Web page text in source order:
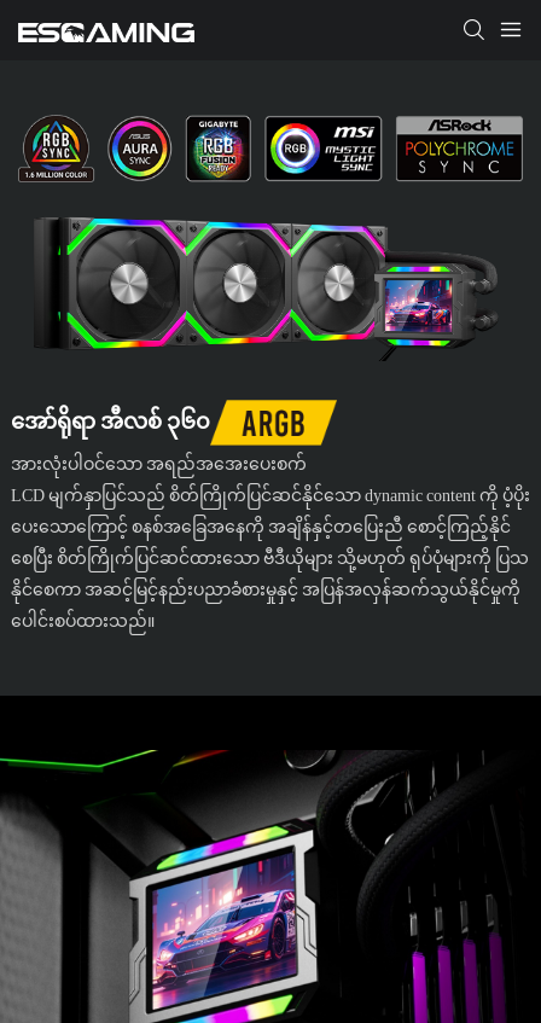
အော်ရိုရာ အီလစ် ၃၆၀
အားလုံးပါဝင်သော အရည်အအေးပေးစက်
LCD မျက်နှာပြင်သည် စိတ်ကြိုက်ပြင်ဆင်နိုင်သော dynamic content ကို ပံ့ပိုး
ပေးသောကြောင့် စနစ်အခြေအနေကို အချိန်နှင့်တပြေးညီ စောင့်ကြည့်နိုင်
စေပြီး စိတ်ကြိုက်ပြင်ဆင်ထားသော ဗီဒီယိုများ သို့မဟုတ် ရုပ်ပုံများကို ပြသ
နိုင်စေကာ အဆင့်မြင့်နည်းပညာခံစားမှုနှင့် အပြန်အလှန်ဆက်သွယ်နိုင်မှုကို
ပေါင်းစပ်ထားသည်။